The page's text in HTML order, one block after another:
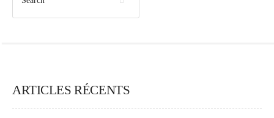
ARTICLES RÉCENTS